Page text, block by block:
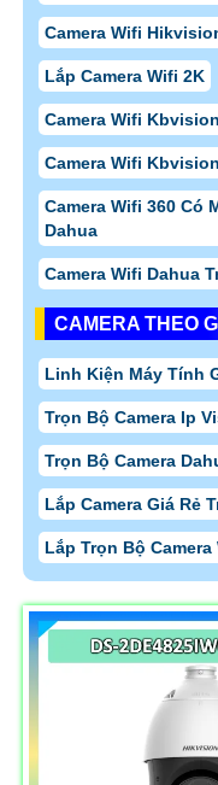
Camera Wifi
Lắp Camera Wifi 2K
Camera Wifi
Camera Wifi
Camera Wifi 360 Có
Dahua
Camera Wifi Dahua
CAMERA THEO
Linh Kiện Máy Tính
Trọn Bộ Camera Ip
Trọn Bộ Camera
Lắp Camera Giá Rẻ
Lắp Trọn Bộ Camera